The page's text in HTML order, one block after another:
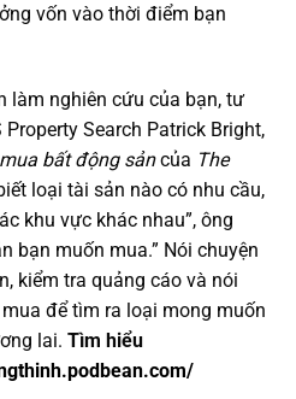
vốn vào thời điểm bạn
làm nghiên cứu của bạn, tư
Search Patrick Bright,
bất động sảncủa The
loại tài sản nào có nhu cầu,
khu vực khác nhau”, ông
bạn muốn mua.” Nói chuyện
kiểm tra quảng cáo và nói
để tìm ra loại mong muốn
lai. Tìm hiểu